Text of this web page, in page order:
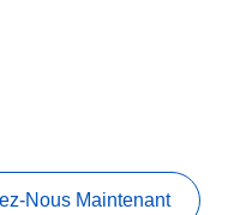
Nous Maintenant